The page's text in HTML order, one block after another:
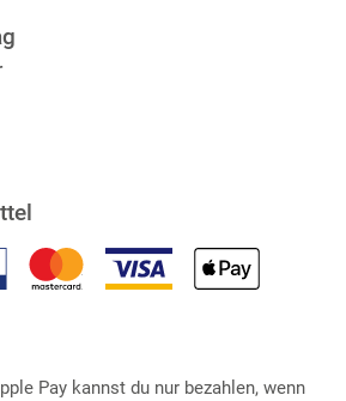
Pay kannst du nur bezahlen, wenn